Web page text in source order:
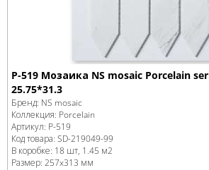
P-519 Мозаика NS mosaic Porcelain
25.75*31.3
Бренд: NS mosaic
Коллекция: Porcelain
Артикул: P-519
Код товара: SD-219049-99
В коробке: 18 шт, 1.45 м2
Размер: 257x313 мм